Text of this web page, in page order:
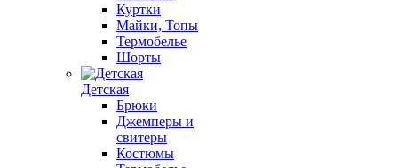
Куртки
Майки, Топы
Термобелье
Шорты
Детская
Брюки
Джемперы и
свитеры
Костюмы